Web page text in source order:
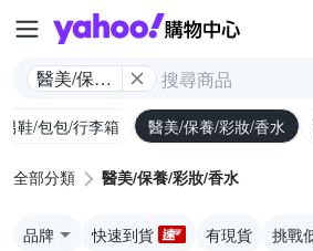
Yahoo
醫美/保養/
鞋/包包/行李箱 醫美/保養/彩妝/香水
全部分類 醫美/保養/彩妝/香水
品牌 快速到貨 有現貨 挑戰